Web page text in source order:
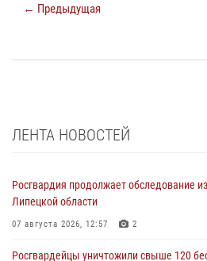
← Предыдущая
ЛЕНТА НОВОСТЕЙ
Росгвардия продолжает обследование
Липецкой области
07 августа 2026, 12:57 2
Росгвардейцы уничтожили свыше 120